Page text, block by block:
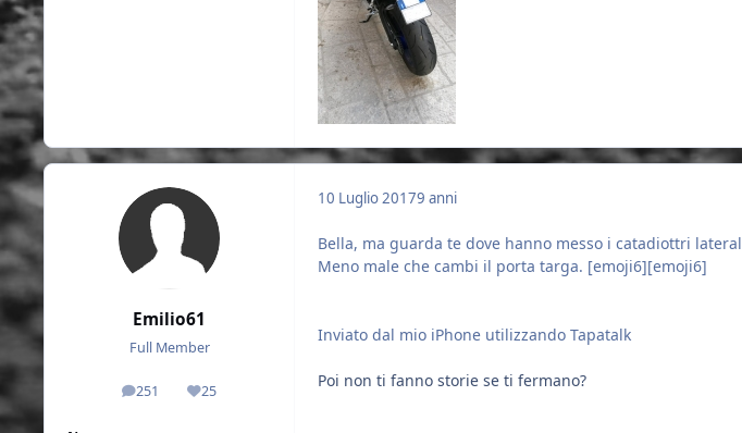
Emilio61
Full Member
251
messaggi25
Reputazione
10 Luglio 20179 anni
Bella, ma guarda te dove hanno messo i catadiottri
Meno male che cambi il porta targa. [emoji6][emoji6]
Inviato dal mio iPhone utilizzando Tapatalk
Poi non ti fanno storie se ti fermano?